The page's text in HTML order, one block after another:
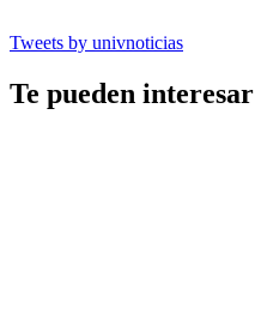
Tweets by univnoticias
Te pueden interesar